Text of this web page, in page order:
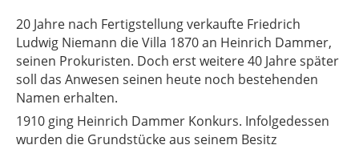
20 Jahre nach Fertigstellung verkaufte Friedrich
Ludwig Niemann die Villa 1870 an Heinrich Dammer,
seinen Prokuristen. Doch erst weitere 40 Jahre später
soll das Anwesen seinen heute noch bestehenden
Namen erhalten.
1910 ging Heinrich Dammer Konkurs. Infolgedessen
wurden die Grundstücke aus seinem Besitz